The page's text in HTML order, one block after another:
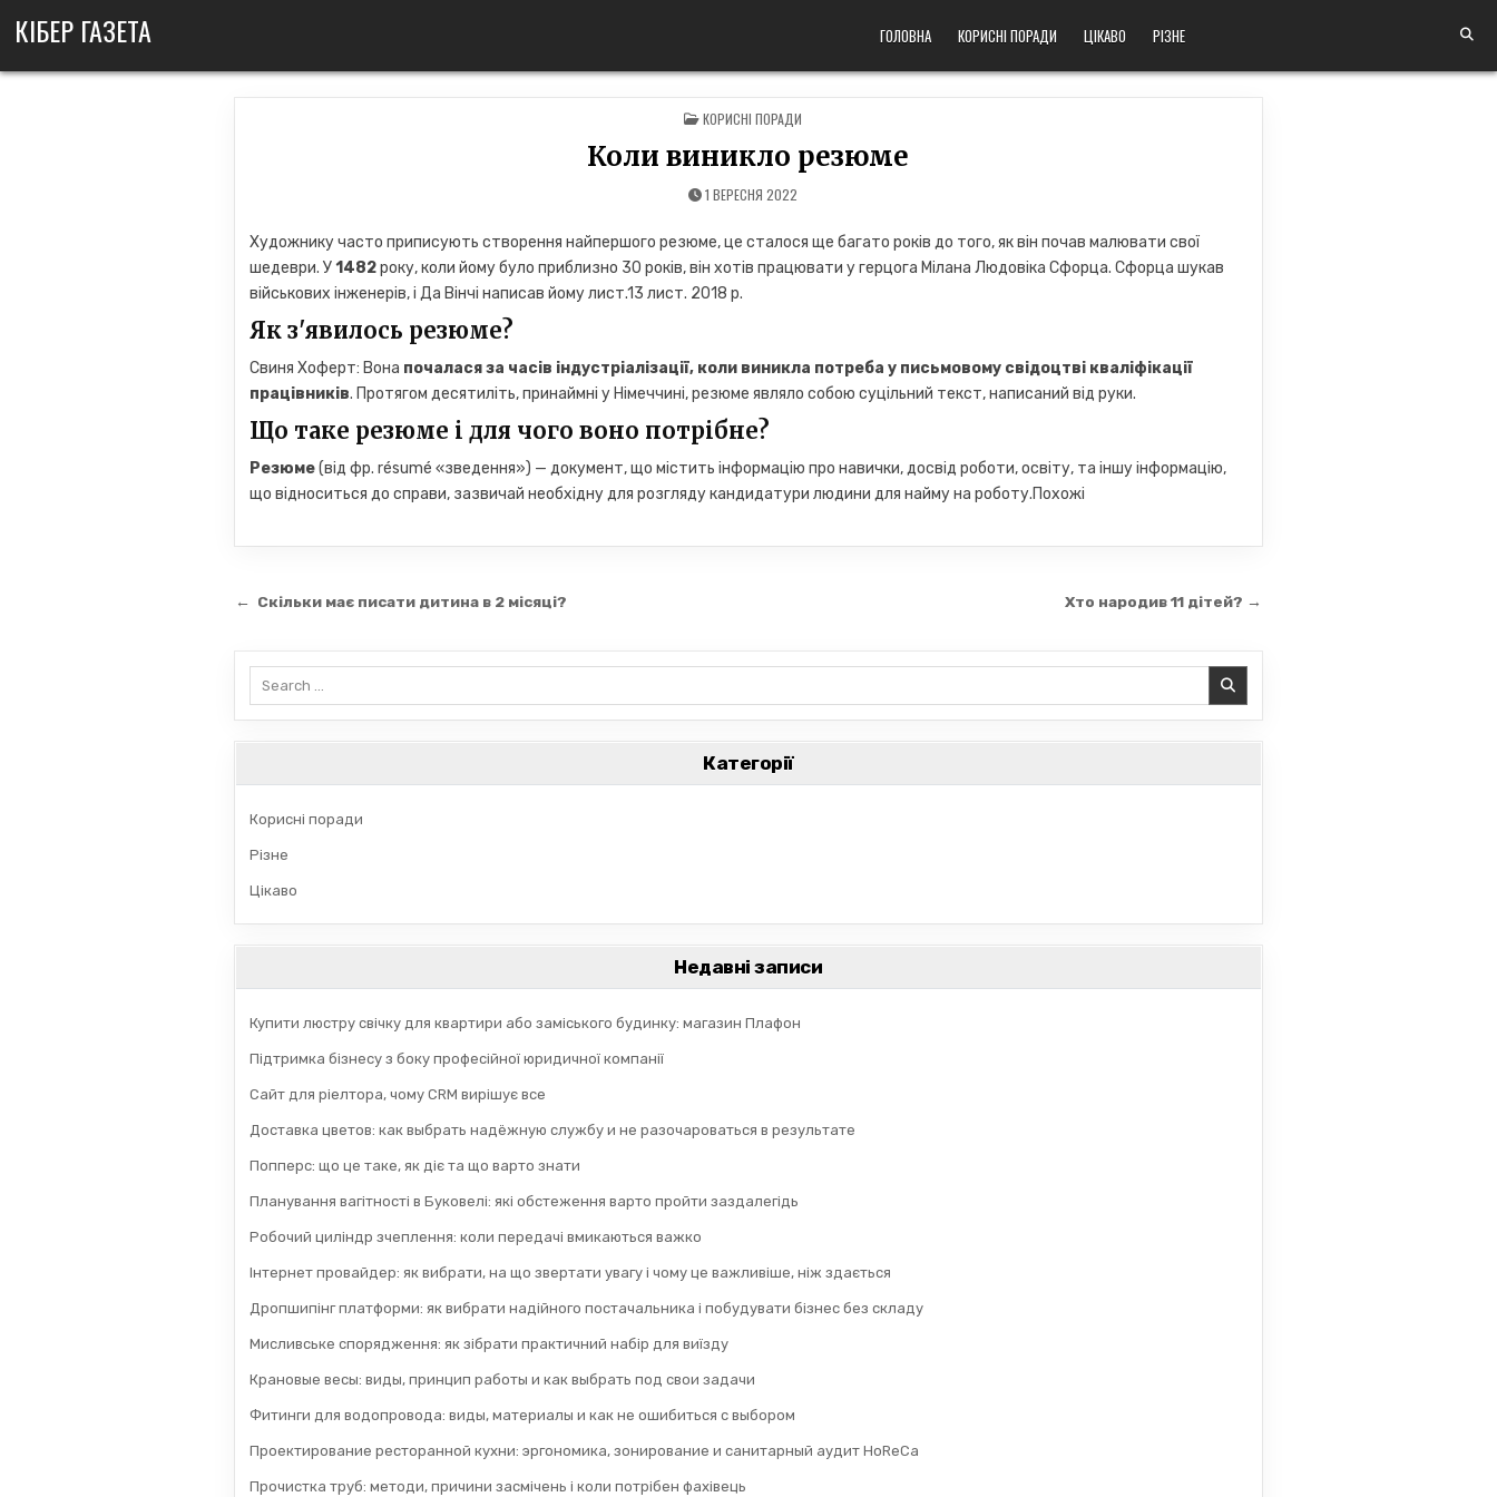
КІБЕР ГАЗЕТА ГОЛОВНА КОРИСНІ ПОРАДИ ЦІКАВО РІЗНЕ
POSTED
IN
КОРИСНІ ПОРАДИ
Коли виникло резюме
1 ВЕРЕСНЯ 2022
Художнику часто приписують створення найпершого резюме, це сталося ще багато років до того, як він почав малювати свої
шедеври. У1482року, коли йому було приблизно 30 років, він хотів працювати у герцога Мілана Людовіка Сфорца. Сфорца шукав
військових інженерів, і Да Вінчі написав йому лист.13 лист. 2018 р.
Як з'явилось резюме?
Свиня Хоферт: Вона почалася за часів індустріалізації, коли виникла потреба у письмовому свідоцтві кваліфікації
працівників. Протягом десятиліть, принаймні у Німеччині, резюме являло собою суцільний текст, написаний від руки.
Що таке резюме і для чого воно потрібне?
Резюме(від фр. résumé «зведення») — документ, що містить інформацію про навички, досвід роботи, освіту, та іншу інформацію,
що відноситься до справи, зазвичай необхідну для розгляду кандидатури людини для найму на роботу.Похожі
Навігація Хто народив 11 дітей? →
← Скільки має писати дитина в 2 місяці?
Категорії
Корисні поради
Різне
Цікаво
Недавні записи
Купити люстру свічку для квартири або заміського будинку: магазин Плафон
Підтримка бізнесу з боку професійної юридичної компанії
Сайт для ріелтора, чому CRM вирішує все
Доставка цветов: как выбрать надёжную службу и не разочароваться в результате
Попперс: що це таке, як діє та що варто знати
Планування вагітності в Буковелі: які обстеження варто пройти заздалегідь
Робочий циліндр зчеплення: коли передачі вмикаються важко
Інтернет провайдер: як вибрати, на що звертати увагу і чому це важливіше, ніж здається
Дропшипінг платформи: як вибрати надійного постачальника і побудувати бізнес без складу
Мисливське спорядження: як зібрати практичний набір для виїзду
Крановые весы: виды, принцип работы и как выбрать под свои задачи
Фитинги для водопровода: виды, материалы и как не ошибиться с выбором
Проектирование ресторанной кухни: эргономика, зонирование и санитарный аудит HoReCa
Прочистка труб: методи, причини засмічень і коли потрібен фахівець